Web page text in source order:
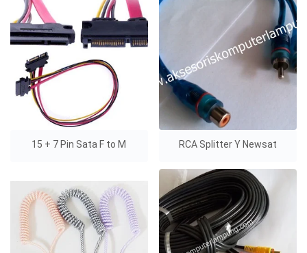
15 + 7 Pin Sata F to M RCA Splitter Y Newsat